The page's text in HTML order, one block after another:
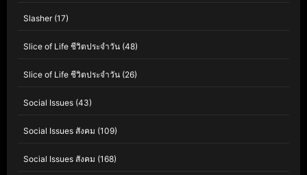
Slasher(17)
Slice of Life ชีวิตประจำวัน (48)
Slice of Life ชีวิตประจำวัน (26)
Social Issues (43)
Social Issues สังคม (109)
Social Issues สังคม (168)